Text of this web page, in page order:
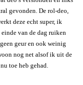
gevonden. De rol-deo,
deze echt super, ik
van de dag ruiken
geur en ook weinig
nog net alsof ik uit de
toe heb gehad.